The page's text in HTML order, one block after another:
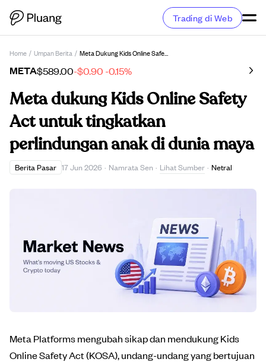
Trading di Web
Home / Umpan Berita / Meta Dukung Kids Online Safety Act Untuk Tingkatkan Perlindungan Anak Di Dunia Maya
META$589.00-$0.90 -0.15%
Meta dukung Kids Online Safety
Act untuk tingkatkan
perlindungan anak di dunia maya
Berita Pasar 17 Jun 2026 · Namrata Sen · Lihat Sumber · Netral
Meta Platforms mengubah sikap dan mendukung Kids
Online Safety Act (KOSA), undang-undang yang bertujuan